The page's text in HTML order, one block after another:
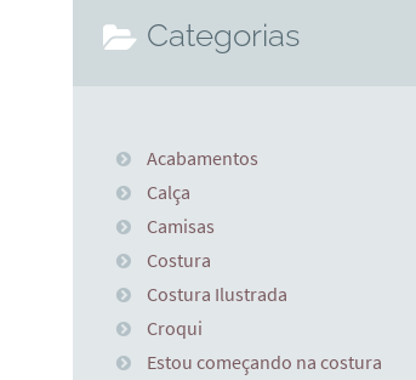
Categorias
Acabamentos
Calça
Camisas
Costura
Costura Ilustrada
Croqui
Estou começando na costura